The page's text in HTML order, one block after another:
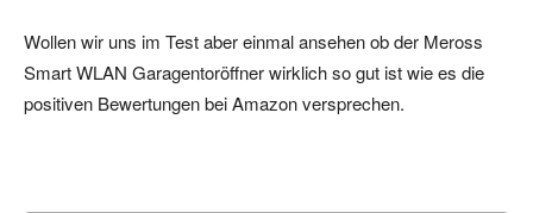
Wollen wir uns im Test aber einmal ansehen ob der Meross
Smart WLAN Garagentoröffner wirklich so gut ist wie es die
positiven Bewertungen bei Amazon versprechen.